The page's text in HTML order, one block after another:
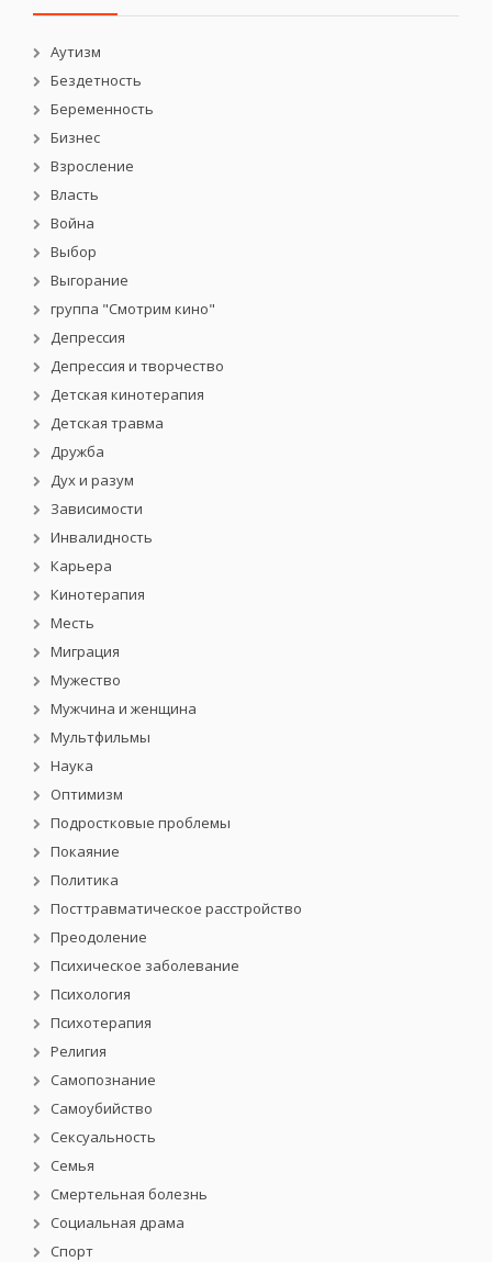
Аутизм
Бездетность
Беременность
Бизнес
Взросление
Власть
Война
Выбор
Выгорание
группа "Смотрим кино"
Депрессия
Депрессия и творчество
Детская кинотерапия
Детская травма
Дружба
Дух и разум
Зависимости
Инвалидность
Карьера
Кинотерапия
Месть
Миграция
Мужество
Мужчина и женщина
Мультфильмы
Наука
Оптимизм
Подростковые проблемы
Покаяние
Политика
Посттравматическое расстройство
Преодоление
Психическое заболевание
Психология
Психотерапия
Религия
Самопознание
Самоубийство
Сексуальность
Семья
Смертельная болезнь
Социальная драма
Спорт